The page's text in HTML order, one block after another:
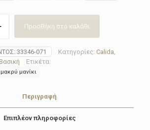
Προσθήκη στο καλάθι
33346-071 Κατηγορίες: Calida
Ετικέτα:
μανίκι
Περιγραφή
Επιπλέον πληροφορίες